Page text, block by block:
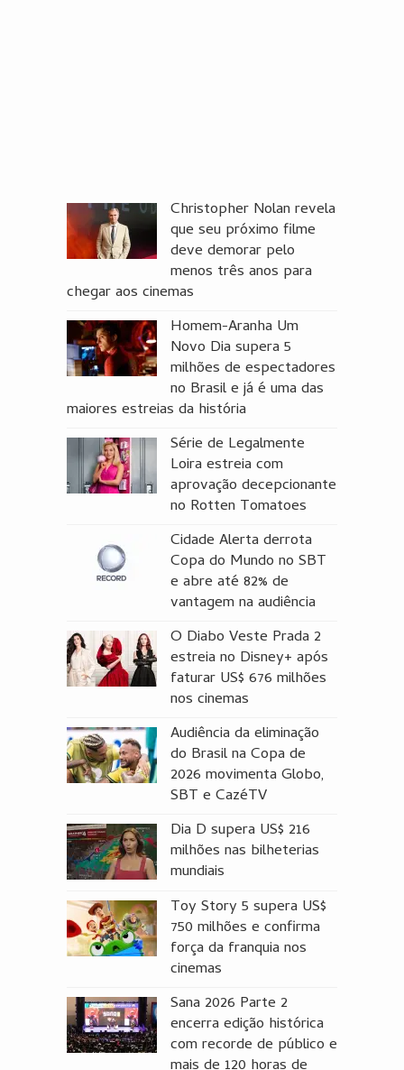
Christopher Nolan revela
que seu próximo filme
deve demorar pelo
menos três anos para
chegar aos cinemas
Homem-Aranha Um
Novo Dia supera 5
milhões de espectadores
no Brasil e já é uma das
maiores estreias da história
Série de Legalmente
Loira estreia com
aprovação decepcionante
no Rotten Tomatoes
Cidade Alerta derrota
Copa do Mundo no SBT
e abre até 82% de
vantagem na audiência
O Diabo Veste Prada 2
estreia no Disney+ após
faturar US$ 676 milhões
nos cinemas
Audiência da eliminação
do Brasil na Copa de
2026 movimenta Globo,
SBT e CazéTV
Dia D supera US$ 216
milhões nas bilheterias
mundiais
Toy Story 5 supera US$
750 milhões e confirma
força da franquia nos
cinemas
Sana 2026 Parte 2
encerra edição histórica
com recorde de público e